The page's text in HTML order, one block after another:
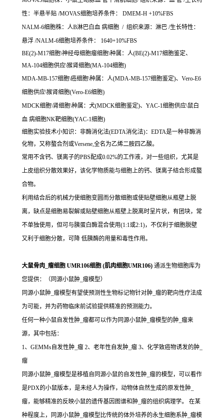
性：半悬半贴 /MOVAS细胞培养条件： DMEM-H +10%FBS
NALM-6细胞株：人B淋巴白血 病细胞 / 组织来源：淋巴 /生长特性：
悬浮 /NALM-6细胞培养条件： 1640+10%FBS
BE(2)-M17细胞\神经母细胞瘤细胞\种属：人(BE(2)-M17细胞鉴定、
MA-104细胞供应\猴肾细胞(MA-104细胞)
MDA-MB-157细胞\癌细胞\种属：人(MDA-MB-157细胞鉴定)、Vero-E6
细胞供应\猴肾细胞(Vero-E6细胞)
MDCK细胞\肾细胞\种属：犬(MDCK细胞鉴定)、YAC-1细胞供应\鼠白
血 病细胞NK靶细胞(YAC-1细胞)
细胞实验技术小知识：非酶消化法(EDTA消化法)：EDTA是一种非酶消
化物，又称螯合剂或Versene,全名为乙烯二胺四乙酸。
常用不含钙、镁离子的PBS配成0.02%的工作液，对一些组织，尤其是
上皮组织分散效果好，该化学物质能与细胞上的钙、镁离子结合形成螯
合物。
利用结合后的机械力使细胞变圆而分散细胞或使贴壁细胞从瓶壁上脱
离，缺点是细胞易裂解或贴壁细胞从瓶壁上脱离时呈片状，有团块，常
不单独使用，但可与胰蛋白酶混合使用(1:1或2:1)，不仅利于细胞脱壁
又利于细胞分散，可降 低胰酶的用量和毒性作用。
大鼠骨肉_瘤细胞 UMR106细胞 (肌肉细胞UMR106) 通派生物细胞库为
您提供：（同源小鼠肿_瘤模型）
同源小鼠肿_瘤模型有望使预测性生物标记物针对肿_瘤的靶向性疗法成
为可能，并为药物临床前试验提供精准的预测能力。
任何一种小鼠自发性肿_瘤都可以作为同源小鼠肿_瘤模型的肿_瘤来
源，其中包括：
1、GEMMs自发性肿_瘤 2、老年性自发肿_瘤 3、化学致癌物诱发的肿_
瘤
同源小鼠肿_瘤模型是移植自同源小鼠的自发性肿_瘤的模型，可以看作
是PDX的小鼠版本，是未经人为操作，动物体自然生成的原发性肿_
瘤，能够精准的反映小鼠的遗传基因图谱和肿_瘤的组织病理学。 在某
种程度上，同源小鼠肿_瘤模型比传统的体外培养的永生细胞系肿_瘤模